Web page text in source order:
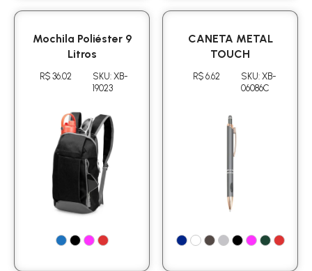
Mochila Poliéster 9
Litros
R$ 36.02
SKU: XB-
19023
CANETA METAL
TOUCH
R$ 6.62
SKU: XB-
06086C